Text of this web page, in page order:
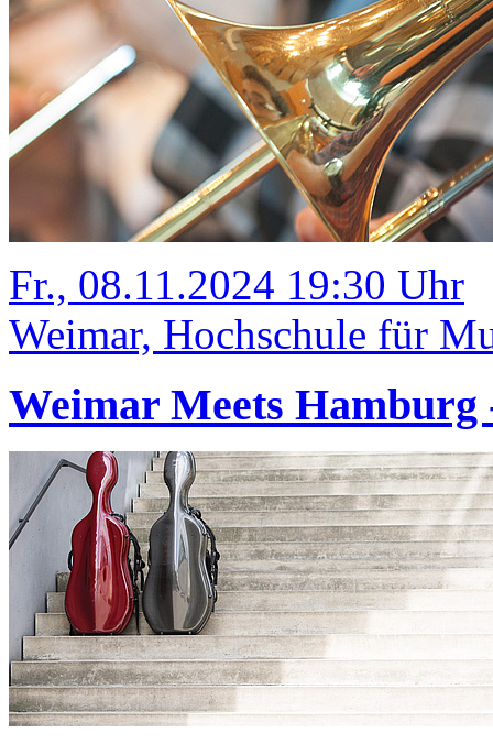
Fr., 08.11.2024 19:30 Uhr
Weimar, Hochschule für
Weimar Meets